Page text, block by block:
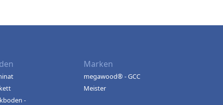
-
Marken
megawood® - GCC
Meister